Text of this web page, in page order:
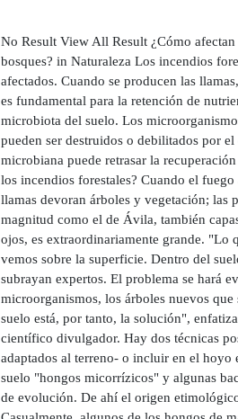
No Result View All Result ¿Cómo
bosques? in Naturaleza Los incendios
afectados. Cuando se producen las
es fundamental para la retención de
microbiota del suelo. Los
pueden ser destruidos o debilitados por
microbiana puede retrasar la
los incendios forestales? Cuando el
llamas devoran árboles y vegetación; las
magnitud como el de Ávila, también
ojos, es extraordinariamente grande. "Lo
vemos sobre la superficie. Dentro del
subrayan expertos. El problema se hará
microorganismos, los árboles nuevos
suelo está, por tanto, la solución",
científico divulgador. Hay dos técnicas
adaptados al terreno- o incluir en el
suelo "hongos micorrízicos" y algunas
de evolución. De ahí el origen